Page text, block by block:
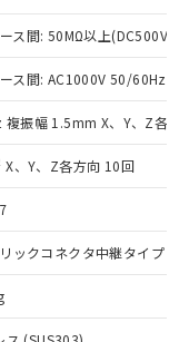
ス間: 50MΩ以上(DC500Vメ
ス間: AC1000V 50/60Hz
複振幅 1.5mm X、Y、Z各方
X、Y、Z各方向 10回
ックコネクタ中継タイプ
会結果は、
の社内デー
であり、閲
庫および標
ることをご
価格はお客
様担当のオ
社販売員に
当社販売拠
」をご確認
果を当社の
以下、 カド
臭化ビフェニル
ニルエーテル類
フタル酸ブチ
ル酸ジブチル
ソブチル
機器に対する
閾値を超える意
。
：
、 Cd(カドミウ
リ臭化ビフェ
フェニルエーテ
フタル酸ジ
ブチルベンジ
すべてが基
める商品
う）を輸出
合は、日本
役務取引許
な手続きを
場合は、完
輸出されな
、ミサイ
たはその他
置等に一切
に販売する
在庫あり
状況につ
引先、ま
ロン制御
員にご確